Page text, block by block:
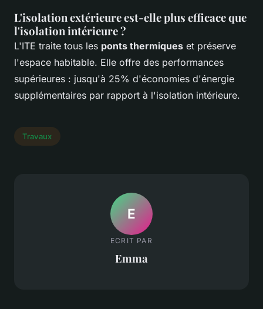
L'isolation extérieure est-elle plus efficace que
l'isolation intérieure ?
L'ITE traite tous les ponts thermiques et préserve
l'espace habitable. Elle offre des performances
supérieures : jusqu'à 25% d'économies d'énergie
supplémentaires par rapport à l'isolation intérieure.
Travaux
E
ECRIT PAR
Emma